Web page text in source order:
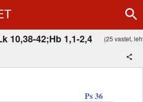
10,38-42;Hb 1,1-2,4 (25 vastet,
Ps 36